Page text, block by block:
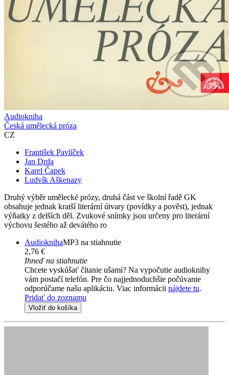
Audiokniha
Česká umělecká próza
CZ
František Pavlíček
Jan Drda
Karel Čapek
Ludvík Aškenazy
Druhý výběr umělecké prózy, druhá část ve školní řadě GK
obsahuje jednak kratší literární útvary (povídky a pověst), jednak
výňatky z delších děl. Zvukové snímky jsou určeny pro literární
výchovu šestého až devátého ro
AudioknihaMP3 na stiahnutie
2,76 €
Ihneď na stiahnutie
Chcete vyskúšať čítanie ušami? Na vypočutie audioknihy
vám postačí telefón. Pre čo najjednoduchšie počúvanie
odporúčame našu aplikáciu. Viac informácii nájdete tu.
Pridať do zoznamu
Vložiť do košíka